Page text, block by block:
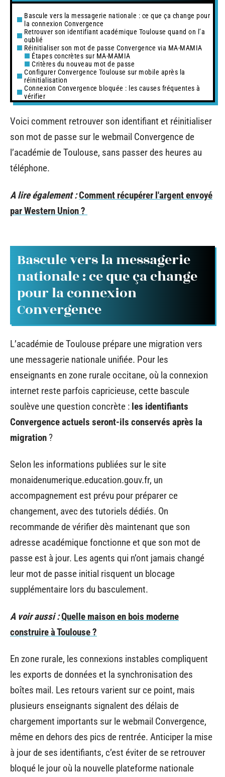
Bascule vers la messagerie nationale : ce que ça change pour
la connexion Convergence
Retrouver son identifiant académique Toulouse quand on l’a
oublié
Réinitialiser son mot de passe Convergence via MA-MAMIA
Étapes concrètes sur MA-MAMIA
Critères du nouveau mot de passe
Configurer Convergence Toulouse sur mobile après la
réinitialisation
Connexion Convergence bloquée : les causes fréquentes à
vérifier
Voici comment retrouver son identifiant et réinitialiser
son mot de passe sur le webmail Convergence de
l’académie de Toulouse, sans passer des heures au
téléphone.
A lire également :Comment récupérer l'argent envoyé
par Western Union ?
Bascule vers la messagerie
nationale : ce que ça change
pour la connexion
Convergence
L’académie de Toulouse prépare une migration vers
une messagerie nationale unifiée. Pour les
enseignants en zone rurale occitane, où la connexion
internet reste parfois capricieuse, cette bascule
soulève une question concrète : les identifiants
Convergence actuels seront-ils conservés après la
migration?
Selon les informations publiées sur le site
monaidenumerique.education.gouv.fr, un
accompagnement est prévu pour préparer ce
changement, avec des tutoriels dédiés. On
recommande de vérifier dès maintenant que son
adresse académique fonctionne et que son mot de
passe est à jour. Les agents qui n’ont jamais changé
leur mot de passe initial risquent un blocage
supplémentaire lors du basculement.
A voir aussi :Quelle maison en bois moderne
construire à Toulouse ?
En zone rurale, les connexions instables compliquent
les exports de données et la synchronisation des
boîtes mail. Les retours varient sur ce point, mais
plusieurs enseignants signalent des délais de
chargement importants sur le webmail Convergence,
même en dehors des pics de rentrée. Anticiper la mise
à jour de ses identifiants, c’est éviter de se retrouver
bloqué le jour où la nouvelle plateforme nationale